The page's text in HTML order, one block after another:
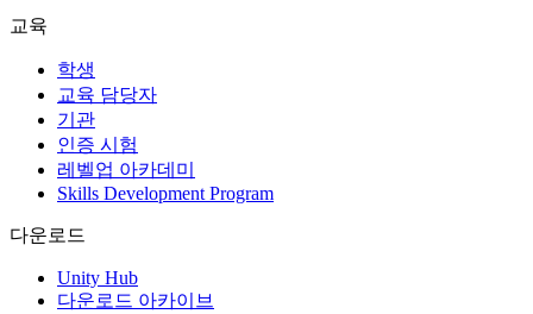
Unity로 모바일 히트작을 제작하고 성장시키세요.
인디 게임
소규모 팀으로 대작 게임을 출시하세요.
XR 게임
여러 플랫폼에서 XR 게임을 출시하세요.
멀티플레이어 게임
멀티플레이어 게임 개발을 간소화하세요.
교육
학생
교육 담당자
기관
인증 시험
레벨업 아카데미
Skills Development Program
다운로드
Unity Hub
다운로드 아카이브